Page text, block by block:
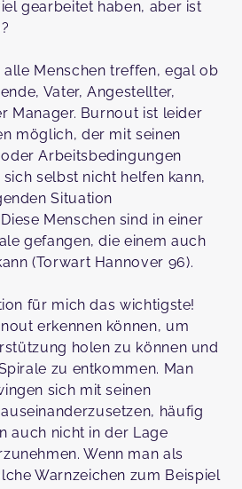
gearbeitet haben, aber ist
alle Menschen treffen, egal ob
Vater, Angestellter,
Manager. Burnout ist leider
möglich, der mit seinen
Arbeitsbedingungen
selbst nicht helfen kann,
Situation
Menschen sind in einer
gefangen, die einem auch
(Torwart Hannover 96).
für mich das wichtigste!
erkennen können, um
holen zu können und
zu entkommen. Man
sich mit seinen
häufig
auch nicht in der Lage
Wenn man als
Warnzeichen zum Beispiel